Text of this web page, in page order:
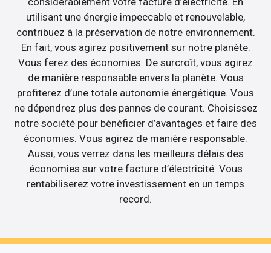
utilisant une énergie impeccable et renouvelable,
contribuez à la préservation de notre environnement.
En fait, vous agirez positivement sur notre planète.
Vous ferez des économies. De surcroît, vous agirez
de manière responsable envers la planète. Vous
profiterez d’une totale autonomie énergétique. Vous
ne dépendrez plus des pannes de courant. Choisissez
notre société pour bénéficier d’avantages et faire des
économies. Vous agirez de manière responsable.
Aussi, vous verrez dans les meilleurs délais des
économies sur votre facture d’électricité. Vous
rentabiliserez votre investissement en un temps
record.